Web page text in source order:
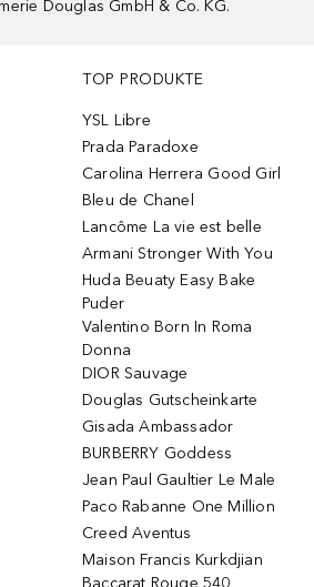
Douglas GmbH & Co. KG.
TOP PRODUKTE
YSL Libre
Prada Paradoxe
Carolina Herrera Good Girl
Bleu de Chanel
Lancôme La vie est belle
Armani Stronger With You
Huda Beuaty Easy Bake
Puder
Valentino Born In Roma
Donna
DIOR Sauvage
Douglas Gutscheinkarte
Gisada Ambassador
BURBERRY Goddess
Jean Paul Gaultier Le Male
Paco Rabanne One Million
Creed Aventus
Maison Francis Kurkdjian
Baccarat Rouge 540